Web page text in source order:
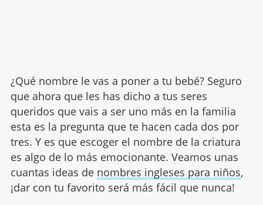
¿Qué nombre le vas a poner a tu bebé? Seguro
que ahora que les has dicho a tus seres
queridos que vais a ser uno más en la familia
esta es la pregunta que te hacen cada dos por
tres. Y es que escoger el nombre de la criatura
es algo de lo más emocionante. Veamos unas
cuantas ideas de nombres ingleses para niños,
¡dar con tu favorito será más fácil que nunca!